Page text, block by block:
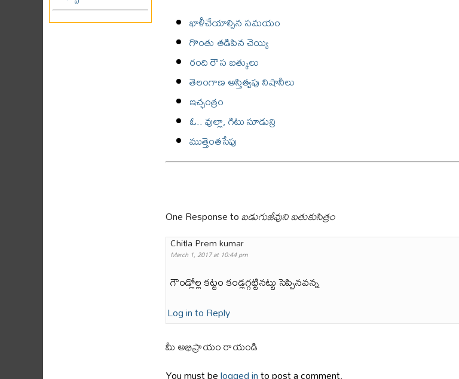
ఖాళీచేయాల్సిన సమయం
గొంతు తడిపిన చెయ్యి
రంది రౌస బత్కులు
తెలంగాణ అస్తిత్వపు నిషానీలు
ఇచ్ఛంత్రం
ఓ.. వుల్లా, గిటు సూడున్రి
ముత్తెంతసేపు
One Response toబడుగుజీవుని బతుకుసిత్రం
Chitla Prem kumar
March 1, 2017 at 10:44 pm
గౌండ్లోల్ల కట్టం కండ్లగ్గట్టినట్టు సెప్పినవన్న
Log in to Reply
మీ అభిప్రాయం రాయండి